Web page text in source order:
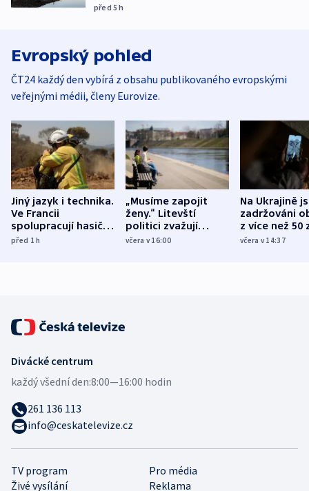
před 5h
Evropský pohled
ČT24 každý den vybírá z obsahu publikovaného evropskými
veřejnými médii, členy Eurovize.
Jiný jazyk i technika.
Ve Francii
spolupracují hasiči z
různých zemí
před 1h
„Musíme zapojit
ženy.“ Litevští
politici zvažují
dohodu o
včera v 16:00
Na Ukrajině
zadržováni
z více než 50
Bojovali na
včera v 14:37
TV program
Pro média
Živé vysílání
Reklama
Divácké centrum
každý všední den:8:00—16:00 hodin
261 136 113
info@ceskatelevize.cz